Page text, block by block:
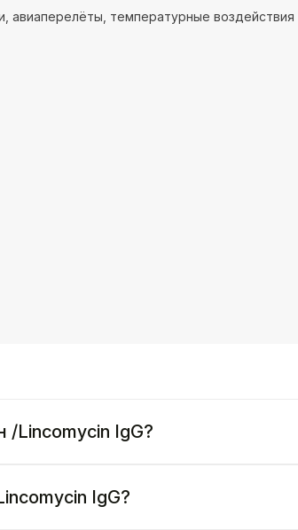
авиаперелёты, температурные воздействия
/Lincomycin IgG?
IgG?